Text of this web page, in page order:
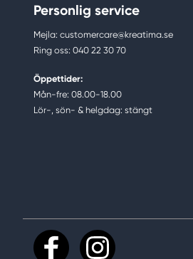
Personlig service
Mejla: customercare@kreatima.se
Ring oss: 040 22 30 70
Öppettider:
Mån-fre: 08.00-18.00
Lör-, sön- & helgdag: stängt